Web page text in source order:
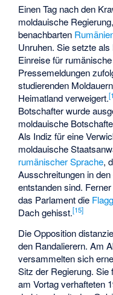
Einen Tag nach den
moldauische
benachbarten
Unruhen. Sie setzte
Einreise für
Pressemeldungen
studierenden
Heimatland verweigert.
Botschafter wurde
moldauische
Als Indiz für eine
moldauische
rumänischer Sprache,
Ausschreitungen in
entstanden sind.
das Parlament die
Dach gehisst.[15]
Die Opposition
den Randalierern. Am
versammelten sich
Sitz der Regierung. Sie
am Vortag verhafteten